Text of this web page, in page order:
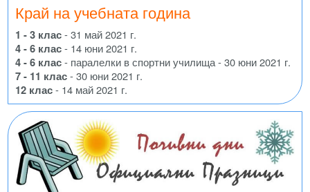
Край на учебната година
1 - 3 клас- 31 май 2021 г.
4 - 6 клас- 14 юни 2021 г.
4 - 6 клас- паралелки в спортни училища - 30 юни 2021 г.
7 - 11 клас- 30 юни 2021 г.
12 клас- 14 май 2021 г.